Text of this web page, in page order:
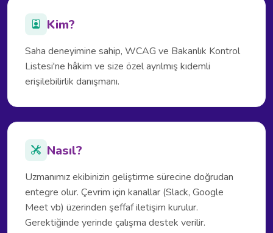
Kim?
Saha deneyimine sahip, WCAG ve Bakanlık Kontrol
Listesi'ne hâkim ve size özel ayrılmış kıdemli
erişilebilirlik danışmanı.
Nasıl?
Uzmanımız ekibinizin geliştirme sürecine doğrudan
entegre olur. Çevrim için kanallar (Slack, Google
Meet vb) üzerinden şeffaf iletişim kurulur.
Gerektiğinde yerinde çalışma destek verilir.